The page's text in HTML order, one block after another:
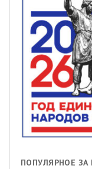
ПОПУЛЯРНОЕ ЗА